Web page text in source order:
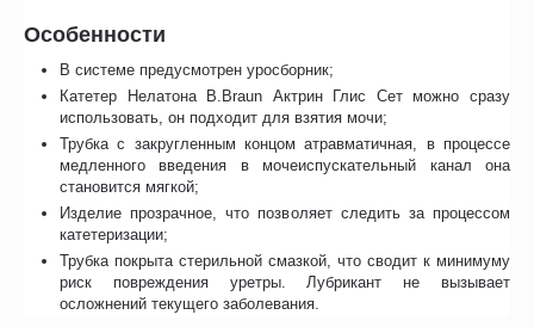
Особенности
В системе предусмотрен уросборник;
Катетер Нелатона B.Braun Актрин Глис Сет можно сразу
использовать, он подходит для взятия мочи;
Трубка с закругленным концом атравматичная, в процессе
медленного введения в мочеиспускательный канал она
становится мягкой;
Изделие прозрачное, что позволяет следить за процессом
катетеризации;
Трубка покрыта стерильной смазкой, что сводит к минимуму
риск повреждения уретры. Лубрикант не вызывает
осложнений текущего заболевания.